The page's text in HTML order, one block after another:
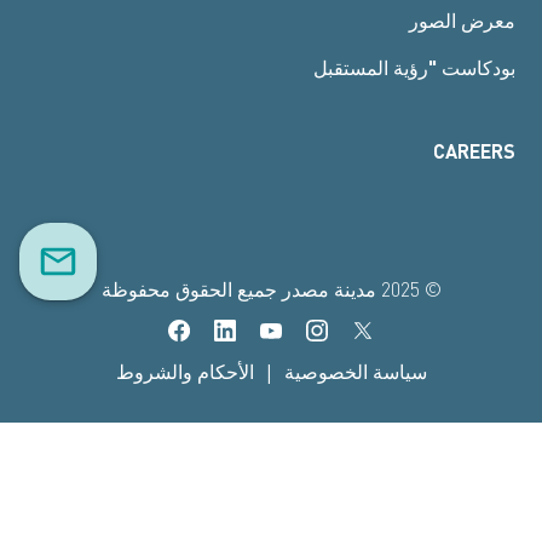
CAREERS
معرض الصور
بودكاست "رؤية المستقبل
© 2025 مدينة مصدر جميع الحقوق محفوظة
سياسة الخصوصية | الأحكام والشروط